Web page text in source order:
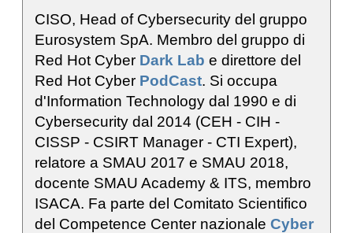
CISO, Head of Cybersecurity del gruppo
Eurosystem SpA. Membro del gruppo di
Red Hot Cyber Dark Lab e direttore del
Red Hot Cyber PodCast. Si occupa
d'Information Technology dal 1990 e di
Cybersecurity dal 2014 (CEH - CIH -
CISSP - CSIRT Manager - CTI Expert),
relatore a SMAU 2017 e SMAU 2018,
docente SMAU Academy & ITS, membro
ISACA. Fa parte del Comitato Scientifico
del Competence Center nazionale Cyber